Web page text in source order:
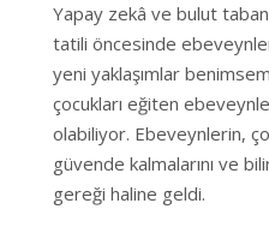
Yapay zekâ ve bulut
tatili öncesinde
yeni yaklaşımlar
çocukları eğiten
olabiliyor. Ebeveynlerin,
güvende kalmalarını ve
gereği haline geldi.